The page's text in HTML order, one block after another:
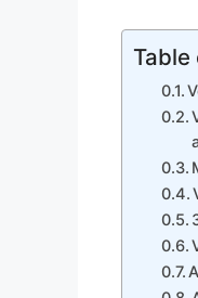
Table